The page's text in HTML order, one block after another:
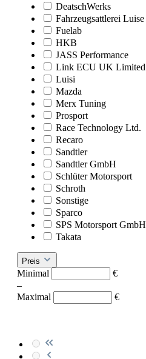
DeatschWerks
Fahrzeugsattlerei Luise
Fuelab
HKB
JASS Performance
Link ECU UK Limited
Luisi
Mazda
Merx Tuning
Prosport
Race Technology Ltd.
Recaro
Sandtler
Sandtler GmbH
Schlüter Motorsport
Schroth
Sonstige
Sparco
SPS Motorsport GmbH
Takata
Preis
Minimal
€
–
Maximal
€